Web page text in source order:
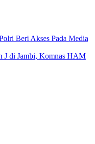
Beri Akses Pada Media
J di Jambi, Komnas HAM